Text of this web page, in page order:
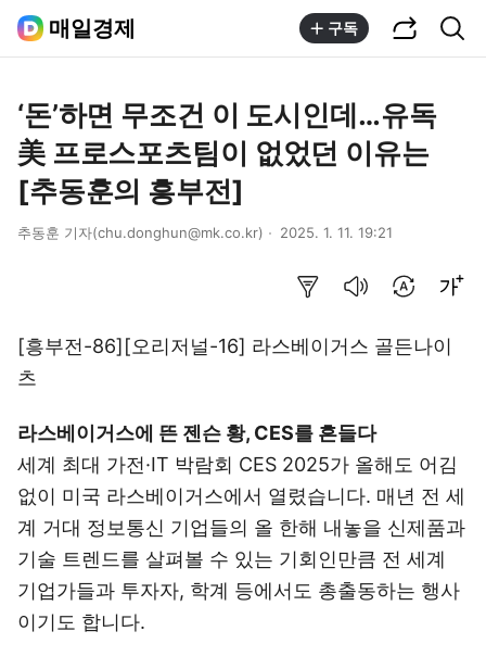
매일경제 구독
‘돈’하면 무조건 이 도시인데…유독
美 프로스포츠팀이 없었던 이유는
[추동훈의 흥부전]
추동훈 기자(chu.donghun@mk.co.kr) 2025. 1. 11. 19:21
[흥부전-86][오리저널-16] 라스베이거스 골든나이
츠
라스베이거스에 뜬 젠슨 황, CES를 흔들다
세계 최대 가전·IT 박람회 CES 2025가 올해도 어김
없이 미국 라스베이거스에서 열렸습니다. 매년 전 세
계 거대 정보통신 기업들의 올 한해 내놓을 신제품과
기술 트렌드를 살펴볼 수 있는 기회인만큼 전 세계
기업가들과 투자자, 학계 등에서도 총출동하는 행사
이기도 합니다.